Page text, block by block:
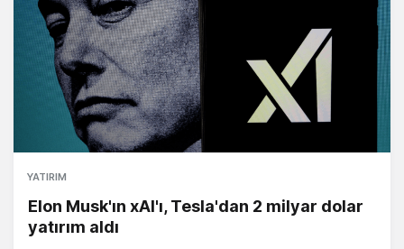
YATIRIM
Elon Musk'ın xAI'ı, Tesla'dan 2 milyar dolar
yatırım aldı